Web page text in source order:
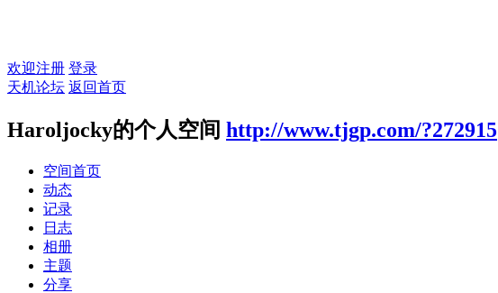
欢迎注册 登录
天机论坛 返回首页
Haroljocky的个人空间 http://www.tjgp.com/?272915
空间首页
动态
记录
日志
相册
主题
分享